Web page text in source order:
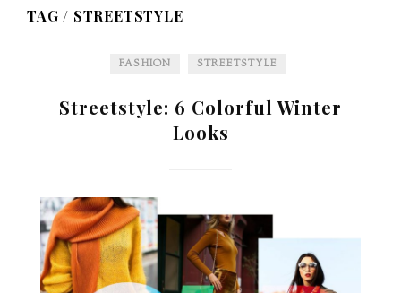
TAG / STREETSTYLE
FASHION STREETSTYLE
Streetstyle: 6 Colorful Winter
Looks